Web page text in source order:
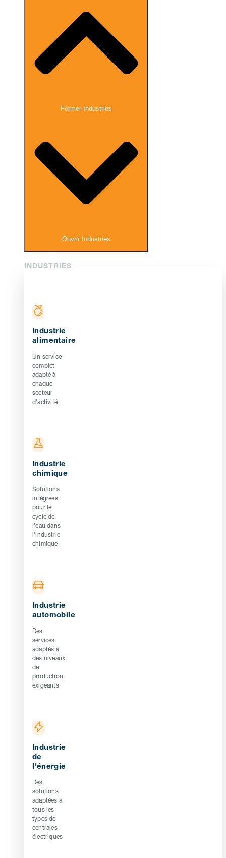
Fermer Industries
Ouvrir Industries
INDUSTRIES
Industrie
alimentaire
Un service
complet
adapté à
chaque
secteur
d'activité
Industrie
chimique
Solutions
intégrées
pour le
cycle de
l'eau dans
l'industrie
chimique
Industrie
automobile
Des
services
adaptés à
des niveaux
de
production
exigeants
Industrie
de
l'énergie
Des
solutions
adaptées à
tous les
types de
centrales
électriques